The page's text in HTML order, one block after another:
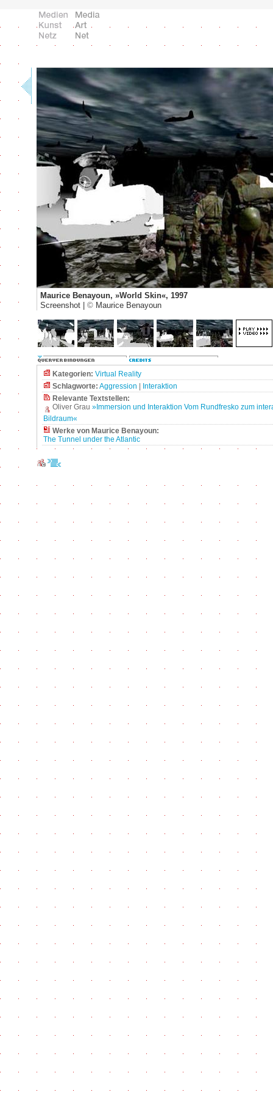
Maurice Benayoun, »World Skin«, 1997
Screenshot | © Maurice Benayoun
Kategorien: Virtual Reality
Schlagworte: Aggression
Interaktion
Relevante Textstellen:
Oliver Grau »Immersion und Interaktion Vom Rundfresko zum
Bildraum«
Werke von Maurice Benayoun:
The Tunnel under the Atlantic